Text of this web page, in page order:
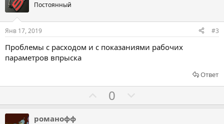
с
в
а
з
а
с
в
а
п
р
Постоянный
Янв 17, 2019 #3
Проблемы с расходом и с показаниями рабочих
параметров впрыска
Ответ
о
0
о
романофф